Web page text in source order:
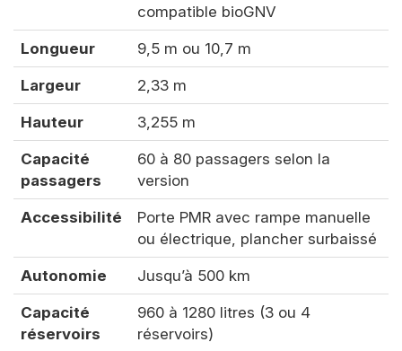
compatible bioGNV
Longueur 9,5 m ou 10,7 m
Largeur 2,33 m
Hauteur 3,255 m
Capacité
passagers
60 à 80 passagers selon la
version
Accessibilité
Porte PMR avec rampe manuelle
ou électrique, plancher surbaissé
Autonomie Jusqu’à 500 km
Capacité
réservoirs
960 à 1280 litres (3 ou 4
réservoirs)